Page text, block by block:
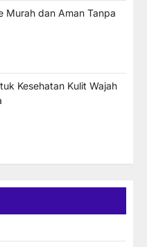
Murah dan Aman Tanpa
Kesehatan Kulit Wajah